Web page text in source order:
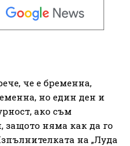
че е бременна,
но един ден и
ако съм
няма как да го
на „Луда